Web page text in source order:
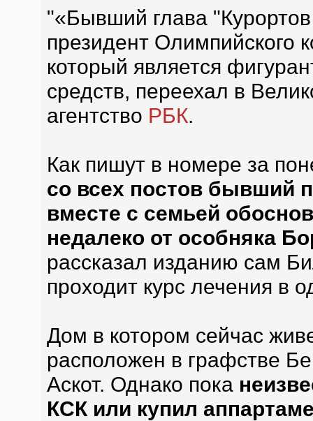
"«Бывший глава
президент Олимпийского
который является
средств, переехал в
агентство РБК.
Как пишут в номере за
со всех постов бывший
вместе с семьей
недалеко от особняка
рассказал изданию сам
проходит курс лечения в
Дом в котором сейчас
расположен в графстве
Аскот. Однако пока
КСК или купил